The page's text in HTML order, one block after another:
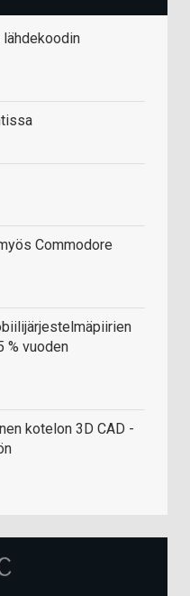
lähdekoodin
Commodore
% vuoden
kotelon 3D CAD -